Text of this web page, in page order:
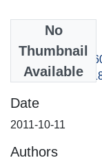
No
Thumbnail
Available
Date
2011-10-11
Authors